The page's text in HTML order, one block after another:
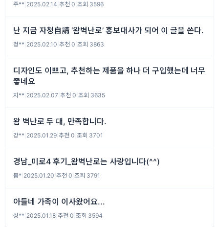
주** 2025.02.14 추천 0 조회 3596
난 지금 자청自請 ‘왐벽난로’ 홍보대사가 되어 이 글을 쓴다.
정** 2025.02.10 추천 0 조회 3863
디자인도 이쁘고, 추천하는 제품을 하나 더 구입했는데 너무
좋네요
지** 2025.02.07 추천 0 조회 3635
왐 벽난로 두 대, 만족합니다.
강** 2025.01.29 추천 0 조회 3701
경남_미로4 후기_왐벽난로는 사랑입니다(^^)
봄* 2025.01.20 추천 0 조회 3791
아들네 가족이 이사왔어요...
성** 2025.01.18 추천 0 조회 3594